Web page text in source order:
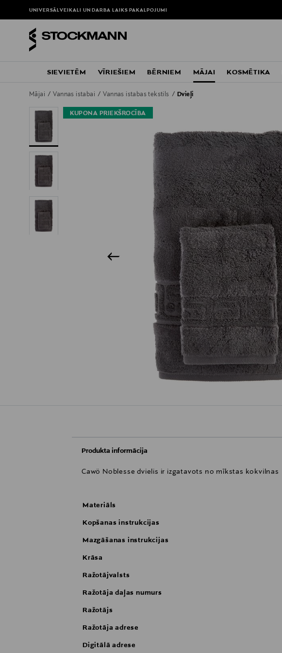
UNIVERSĀLVEIKALI UN DARBA LAIKSPAKALPOJUMI
SIEVIETĒM VĪRIEŠIEM BĒRNIEM MĀJAI KOSMĒTIKA
Mājai Vannas istabai Vannas istabas tekstils Dvieļi
KUPONA PRIEKŠROCĪBA
Produkta informācija
Cawö Noblesse dvielis ir izgatavots no mīkstas kokvilnas
Materiāls
Kopšanas instrukcijas
Mazgāšanas instrukcijas
Krāsa
Ražotājvalsts
Ražotāja daļas numurs
Ražotājs
Ražotāja adrese
Digitālā adrese